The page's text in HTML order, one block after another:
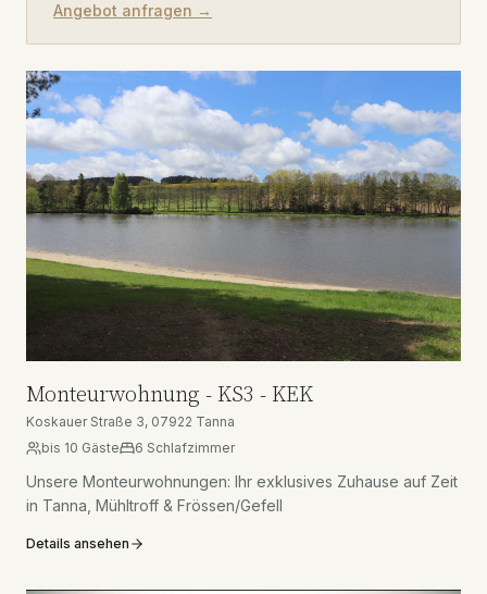
Angebot anfragen →
Monteurwohnung - KS3 - KEK
Koskauer Straße 3, 07922 Tanna
bis 10 Gäste 6 Schlafzimmer
Unsere Monteurwohnungen: Ihr exklusives Zuhause auf Zeit
in Tanna, Mühltroff & Frössen/Gefell
Details ansehen